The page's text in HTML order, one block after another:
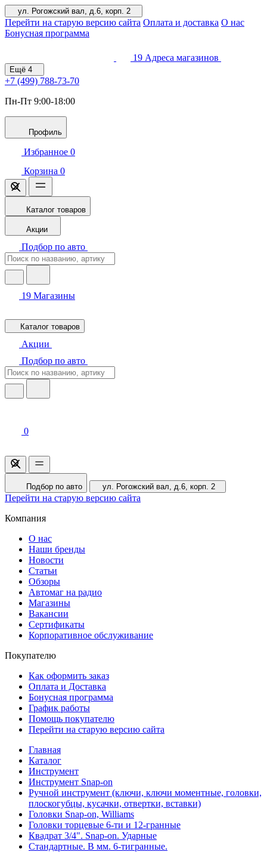
ул. Рогожский вал, д.6, корп. 2
Перейти на старую версию сайта Оплата и доставка О нас
Бонусная программа
19 Адреса магазинов
Ещё 4
+7 (499) 788-73-70
Пн-Пт 9:00-18:00
Профиль
Избранное 0
Корзина 0
Каталог товаров
Акции
Подбор по авто
19 Магазины
Каталог товаров
Акции
Подбор по авто
0
Подбор по авто ул. Рогожский вал, д.6, корп. 2
Перейти на старую версию сайта
Компания
О нас
Наши бренды
Новости
Статьи
Обзоры
Автомаг на радио
Магазины
Вакансии
Сертификаты
Корпоративное обслуживание
Покупателю
Как оформить заказ
Оплата и Доставка
Бонусная программа
График работы
Помощь покупателю
Перейти на старую версию сайта
Главная
Каталог
Инструмент
Инструмент Snap-on
Ручной инструмент (ключи, ключи моментные, головки,
плоскогубцы, кусачки, отвертки, вставки)
Головки Snap-on, Williams
Головки торцевые 6-ти и 12-гранные
Квадрат 3/4". Snap-on. Ударные
Стандартные. В мм. 6-тигранные.